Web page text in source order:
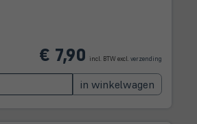
€ 7,90 incl. BTW excl. verzending
in winkelwagen